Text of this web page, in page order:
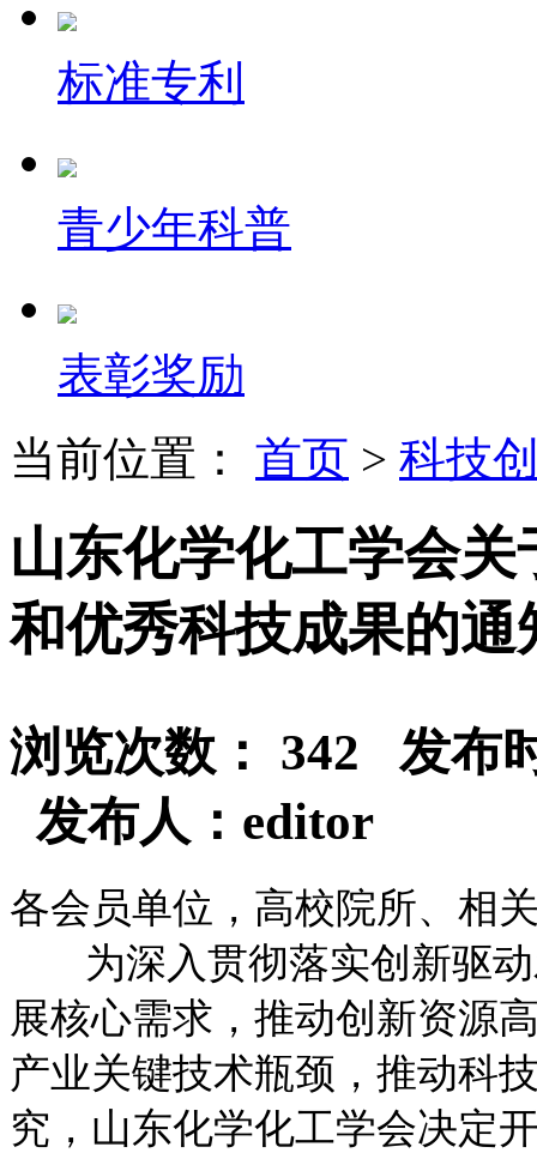
标准专利
青少年科普
表彰奖励
当前位置：
首页 > 科技
山东化学化工学会
和优秀科技成果的通
浏览次数： 342 发布
发布人：editor
各会员单位，高校院所、相
为深入贯彻落实创新驱动
展核心需求，推动创新资源
产业关键技术瓶颈，推动科
究，山东化学化工学会决定